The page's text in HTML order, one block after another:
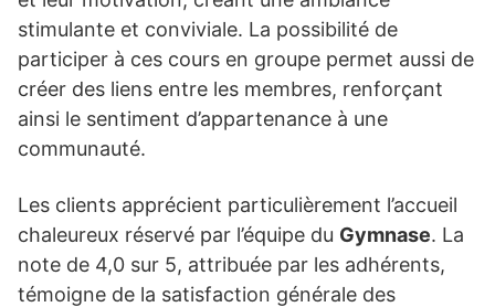
stimulante et conviviale. La possibilité de
participer à ces cours en groupe permet aussi de
créer des liens entre les membres, renforçant
ainsi le sentiment d’appartenance à une
communauté.
Les clients apprécient particulièrement l’accueil
chaleureux réservé par l’équipe du Gymnase. La
note de 4,0 sur 5, attribuée par les adhérents,
témoigne de la satisfaction générale des